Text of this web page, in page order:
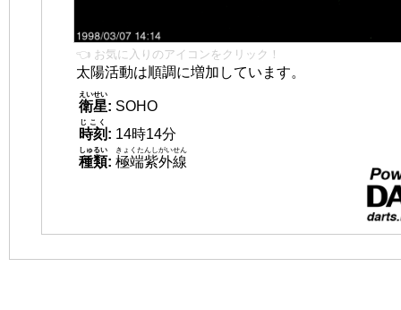
👈 お気に入りのアイコンをクリック！
太陽活動は順調に増加しています。
衛星
えいせい
: SOHO
時刻
じこく
: 14時14分
種類
しゅるい
: 極端紫外線
きょくたんしがいせん